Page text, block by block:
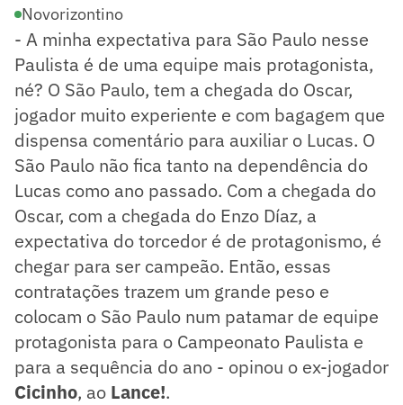
Novorizontino
- A minha expectativa para São Paulo nesse
Paulista é de uma equipe mais protagonista,
né? O São Paulo, tem a chegada do Oscar,
jogador muito experiente e com bagagem que
dispensa comentário para auxiliar o Lucas. O
São Paulo não fica tanto na dependência do
Lucas como ano passado. Com a chegada do
Oscar, com a chegada do Enzo Díaz, a
expectativa do torcedor é de protagonismo, é
chegar para ser campeão. Então, essas
contratações trazem um grande peso e
colocam o São Paulo num patamar de equipe
protagonista para o Campeonato Paulista e
para a sequência do ano - opinou o ex-jogador
Cicinho, ao Lance!.